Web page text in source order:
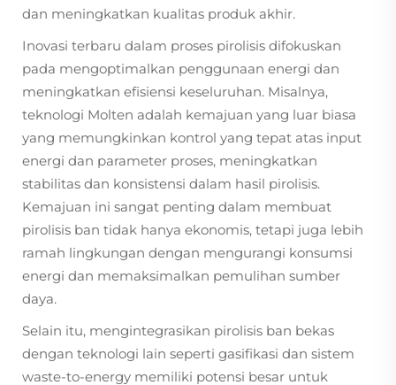
dan meningkatkan kualitas produk akhir.
Inovasi terbaru dalam proses pirolisis difokuskan
pada mengoptimalkan penggunaan energi dan
meningkatkan efisiensi keseluruhan. Misalnya,
teknologi Molten adalah kemajuan yang luar biasa
yang memungkinkan kontrol yang tepat atas input
energi dan parameter proses, meningkatkan
stabilitas dan konsistensi dalam hasil pirolisis.
Kemajuan ini sangat penting dalam membuat
pirolisis ban tidak hanya ekonomis, tetapi juga lebih
ramah lingkungan dengan mengurangi konsumsi
energi dan memaksimalkan pemulihan sumber
daya.
Selain itu, mengintegrasikan pirolisis ban bekas
dengan teknologi lain seperti gasifikasi dan sistem
waste-to-energy memiliki potensi besar untuk